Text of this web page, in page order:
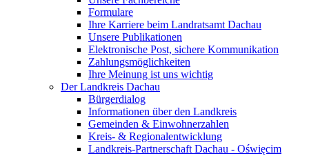
Formulare
Ihre Karriere beim Landratsamt Dachau
Unsere Publikationen
Elektronische Post, sichere Kommunikation
Zahlungsmöglichkeiten
Ihre Meinung ist uns wichtig
Der Landkreis Dachau
Bürgerdialog
Informationen über den Landkreis
Gemeinden & Einwohnerzahlen
Kreis- & Regionalentwicklung
Landkreis-Partnerschaft Dachau - Oświęcim